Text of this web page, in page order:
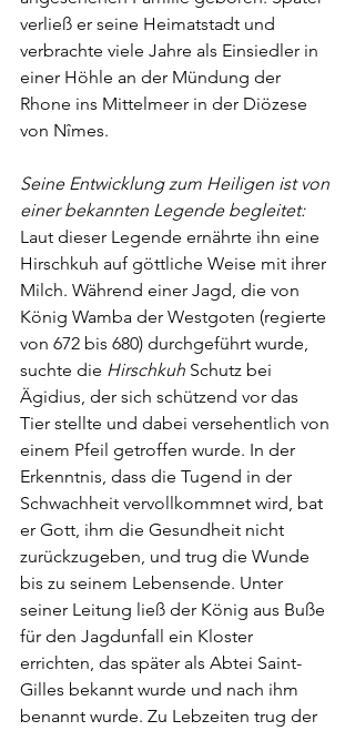
verließ er seine Heimatstadt und
verbrachte viele Jahre als Einsiedler in
einer Höhle an der Mündung der
Rhone ins Mittelmeer in der Diözese
von Nîmes.
Seine Entwicklung zum Heiligen ist von
einer bekannten Legende begleitet:
Laut dieser Legende ernährte ihn eine
Hirschkuh auf göttliche Weise mit ihrer
Milch. Während einer Jagd, die von
König Wamba der Westgoten (regierte
von 672 bis 680) durchgeführt wurde,
suchte die Hirschkuh Schutz bei
Ägidius, der sich schützend vor das
Tier stellte und dabei versehentlich von
einem Pfeil getroffen wurde. In der
Erkenntnis, dass die Tugend in der
Schwachheit vervollkommnet wird, bat
er Gott, ihm die Gesundheit nicht
zurückzugeben, und trug die Wunde
bis zu seinem Lebensende. Unter
seiner Leitung ließ der König aus Buße
für den Jagdunfall ein Kloster
errichten, das später als Abtei Saint-
Gilles bekannt wurde und nach ihm
benannt wurde. Zu Lebzeiten trug der